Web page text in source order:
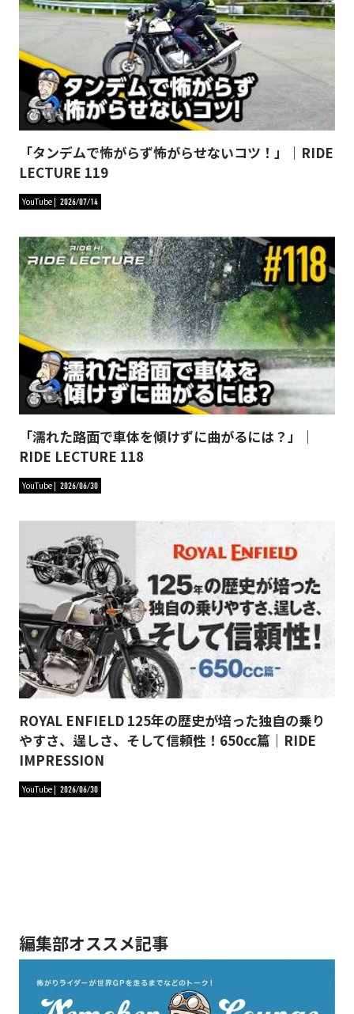
「タンデムで怖がらず怖がらせないコツ！」｜RIDE
LECTURE 119
YouTube 2026/07/14
「濡れた路面で車体を傾けずに曲がるには？」｜
RIDE LECTURE 118
YouTube 2026/06/30
ROYAL ENFIELD 125年の歴史が培った独自の乗り
やすさ、逞しさ、そして信頼性！650cc篇｜RIDE
IMPRESSION
YouTube 2026/06/30
編集部オススメ記事